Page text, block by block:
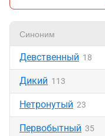
Синоним
Девственный 18
Дикий 113
Нетронутый 23
Первобытный 35